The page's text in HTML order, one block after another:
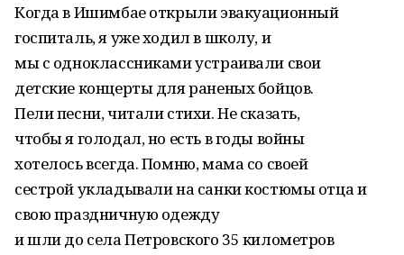
Когда в Ишимбае открыли эвакуационный
госпиталь, я уже ходил в школу, и
мы с одноклассниками устраивали свои
детские концерты для раненых бойцов.
Пели песни, читали стихи. Не сказать,
чтобы я голодал, но есть в годы войны
хотелось всегда. Помню, мама со своей
сестрой укладывали на санки костюмы отца и
свою праздничную одежду
и шли до села Петровского 35 километров